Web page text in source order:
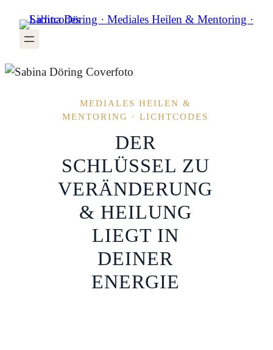
Inhalt
springen
MEDIALES HEILEN &
MENTORING · LICHTCODES
DER
SCHLÜSSEL ZU
VERÄNDERUNG
& HEILUNG
LIEGT IN
DEINER
ENERGIE